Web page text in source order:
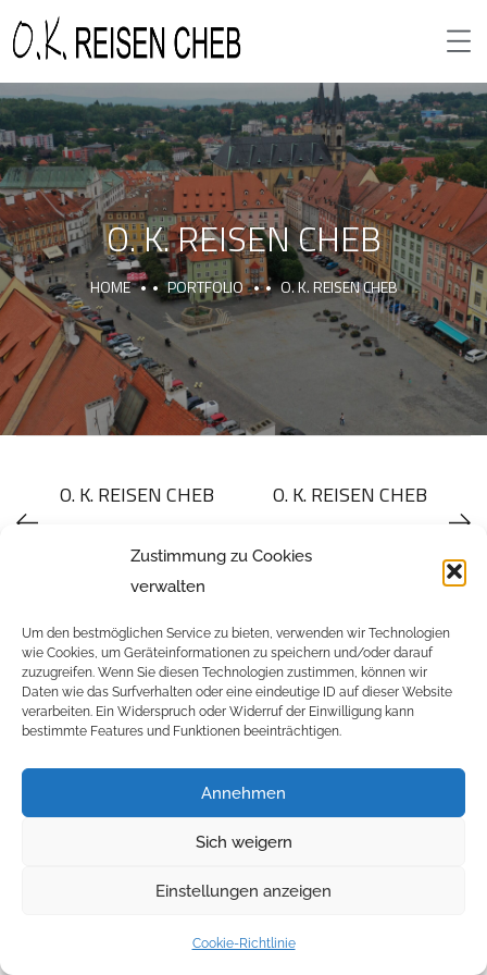
Zustimmung zu Cookies
verwalten
Um den bestmöglichen Service zu bieten, verwenden wir Technologien
wie Cookies, um Geräteinformationen zu speichern und/oder darauf
zuzugreifen. Wenn Sie diesen Technologien zustimmen, können wir
Daten wie das Surfverhalten oder eine eindeutige ID auf dieser Website
verarbeiten. Ein Widerspruch oder Widerruf der Einwilligung kann
bestimmte Features und Funktionen beeinträchtigen.
Annehmen
Sich weigern
Einstellungen anzeigen
Cookie-Richtlinie
O. K. REISEN CHEB
HOME PORTFOLIO O. K. REISEN CHEB
O. K. REISEN CHEB O. K. REISEN CHEB
Related Projects
. All Rights Reserved & Design
DriveSpace.